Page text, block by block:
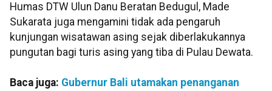
Humas DTW Ulun Danu Beratan Bedugul, Made
Sukarata juga mengamini tidak ada pengaruh
kunjungan wisatawan asing sejak diberlakukannya
pungutan bagi turis asing yang tiba di Pulau Dewata.
Baca juga: Gubernur Bali utamakan penanganan